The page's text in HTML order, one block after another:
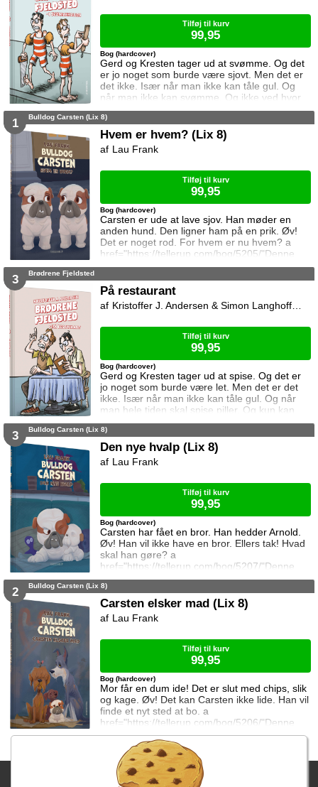
Gerd og Kresten tager ud at svømme. Og det
er jo noget som burde være sjovt. Men det er
det ikke. Især når man ikke kan tåle gul. Og
når man ikke kan svømme. Og ikke ved hvor
man skal klæde om. Når der er for meget
vand. Og når det er alt for koldt. Du kender
måske videoen som er lavet af Niki Topgaard
og Flamesman1. Den ligger på YouTube.
Bog (hardcover)
Tilføj til kurv
99,95
1 Bulldog Carsten (Lix 8)
Hvem er hvem? (Lix 8)
Carsten er ude at lave sjov. Han møder en
anden hund. Den ligner ham på en prik. Øv!
Det er noget rod. For hvem er nu hvem? a
href="https://tellerup.com/bog/5205/"Denne
titel findes også i LIX 15!/a
Bog (hardcover)
Lau Frank
Tilføj til kurv
99,95
3 Brødrene Fjeldsted
På restaurant
Gerd og Kresten tager ud at spise. Og det er
jo noget som burde være let. Men det er det
ikke. Især når man ikke kan tåle gul. Og når
man hele tiden skal spise piller. Og kun kan
spise mad som spætte. Og rødder fra et træ.
Og lever fra en fugl. Du kender måske videoen
som er lavet af Niki Topgaard og Flamesman1.
Den ligger på YouTube.
Bog (hardcover)
Kristoffer J. Andersen & Simon Langhoff & Niki Topgaard
Tilføj til kurv
99,95
3 Bulldog Carsten (Lix 8)
Den nye hvalp (Lix 8)
Carsten har fået en bror. Han hedder Arnold.
Øv! Han vil ikke have en bror. Ellers tak! Hvad
skal han gøre? a
href="https://tellerup.com/bog/5207/"Denne
titel findes også i LIX 15!/a
Bog (hardcover)
Lau Frank
Tilføj til kurv
99,95
2 Bulldog Carsten (Lix 8)
Carsten elsker mad (Lix 8)
Mor får en dum ide! Det er slut med chips, slik
og kage. Øv! Det kan Carsten ikke lide. Han vil
finde et nyt sted at bo. a
href="https://tellerup.com/bog/5206/"Denne
titel findes også i LIX 15!/a
Bog (hardcover)
Lau Frank
Tilføj til kurv
99,95
Fragtgebyret er DKK 59,95 • Fragtgebyret bortfalder ved køb over